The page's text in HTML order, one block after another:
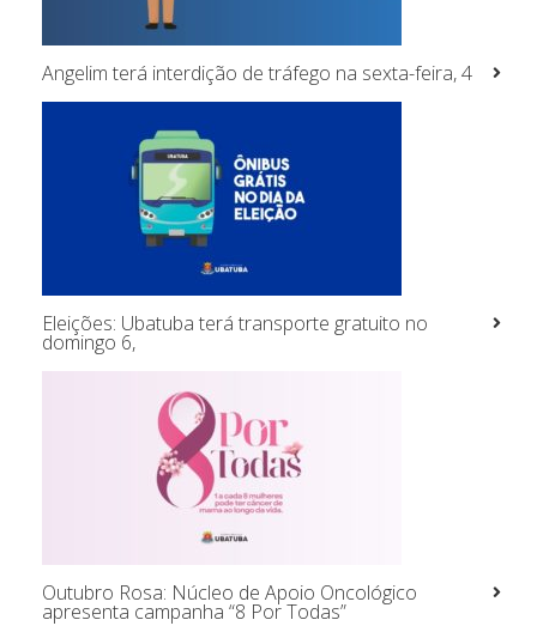
Angelim terá interdição de tráfego na sexta-feira, 4
Eleições: Ubatuba terá transporte gratuito no
domingo 6,
Outubro Rosa: Núcleo de Apoio Oncológico
apresenta campanha “8 Por Todas”